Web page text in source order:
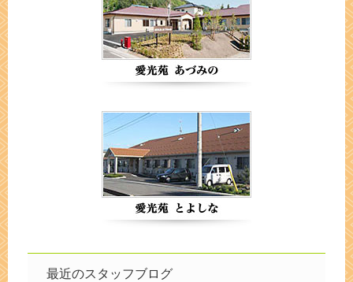
最近のスタッフブログ